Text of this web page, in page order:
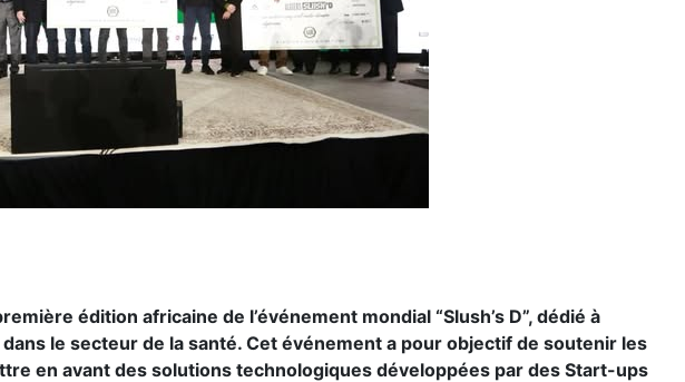
édition africaine de l’événement mondial “Slush’s D”, dédié à
le secteur de la santé. Cet événement a pour objectif de soutenir les
en avant des solutions technologiques développées par des Start-ups